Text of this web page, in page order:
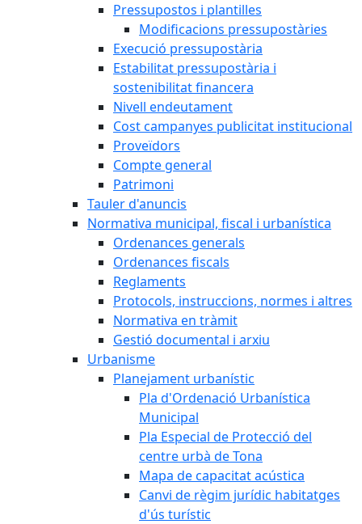
Pressupostos i plantilles
Modificacions pressupostàries
Execució pressupostària
Estabilitat pressupostària i
sostenibilitat financera
Nivell endeutament
Cost campanyes publicitat institucional
Proveïdors
Compte general
Patrimoni
Tauler d'anuncis
Normativa municipal, fiscal i urbanística
Ordenances generals
Ordenances fiscals
Reglaments
Protocols, instruccions, normes i altres
Normativa en tràmit
Gestió documental i arxiu
Urbanisme
Planejament urbanístic
Pla d'Ordenació Urbanística
Municipal
Pla Especial de Protecció del
centre urbà de Tona
Mapa de capacitat acústica
Canvi de règim jurídic habitatges
d'ús turístic